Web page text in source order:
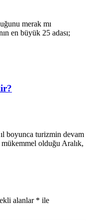
merak mı
en büyük 25 adası;
boyunca turizmin devam
olduğu Aralık,
alanlar * ile